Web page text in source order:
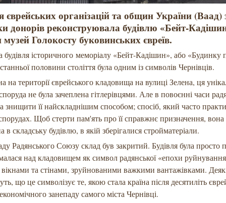
єврейських організацій та общин України (Ваад)
донорів реконструювала будівлю «Бейт-
музей Голокосту буковинських євреїв.
будівля історичного меморіалу «Бейт-Кадішин», або
половини століття була одним із символів Чернівців.
на території єврейського кладовища на вулиці Зелена, ця
не була зачеплена гітлерівцями. Але в повоєнні часи
знищити її найскладнішим способом; спосіб, який часто
Щоб стерти пам'ять про її справжнє призначення, вона
в складську будівлю, в якій зберігалися стройматеріали.
Радянського Союзу склад був закритий. Будівля була просто
над кладовищем як символ радянської «епохи
та стінами, зруйнованими важкими вантажівками.
що це символізує те, якою стала країна після десятиліть
економічного занепаду самого міста Чернівці.